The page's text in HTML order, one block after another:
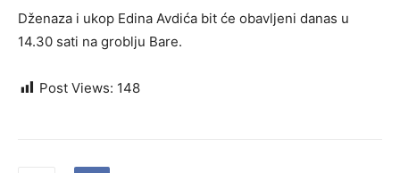
Dženaza i ukop Edina Avdića bit će obavljeni danas u
14.30 sati na groblju Bare.
Post Views: 148